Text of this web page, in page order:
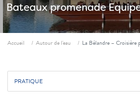
Bateaux promenade
Fil d'ariane
Accueil Autour de l'eau La Bélandre – Croisière
PRATIQUE